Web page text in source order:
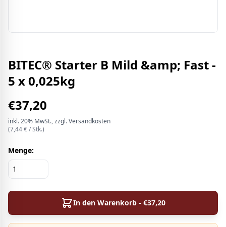
BITEC® Starter B Mild &amp; Fast -
5 x 0,025kg
€37,20
inkl.20% MwSt., zzgl. Versandkosten
(7,44€ /Stk.)
Menge:
In den Warenkorb - €37,20